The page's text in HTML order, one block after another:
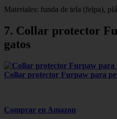
Materiales: funda de tela (felpa),
7. Collar protector
gatos
Collar protector Furpaw para
Comprar en Amazon